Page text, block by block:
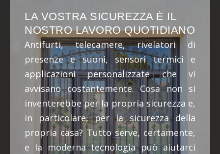
LA VOSTRA SICUREZZA È IL
NOSTRO LAVORO QUOTIDIANO
Antifurti, telecamere, rivelatori di
presenze e suoni, sensori termici e
applicazioni personalizzate che vi
avvisano costantemente. Cosa non si
inventerebbe per la propria sicurezza e,
in particolare, per la sicurezza della
propria casa? Tutto serve, certamente,
e la moderna tecnologia può aiutarci